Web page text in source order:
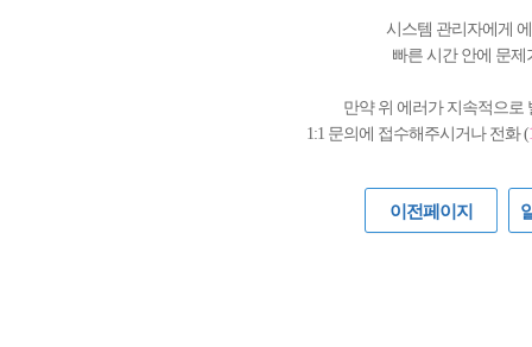
시스템 관리자에게
빠른 시간 안에 문
만약 위 에러가 지속적으로
1:1 문의에 접수해주시거나 전화 (
이전페이지